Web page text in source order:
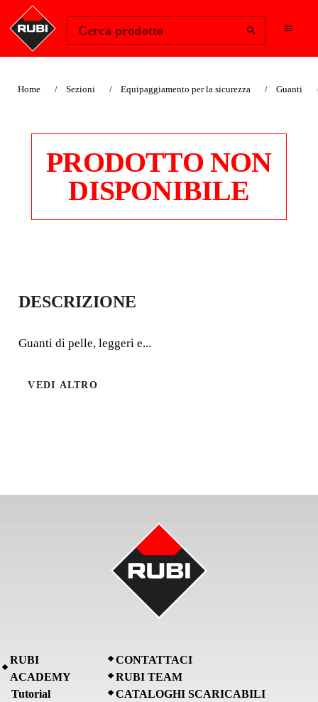
Cerca prodotto
Home Sezioni Equipaggiamento per la sicurezza Guanti
PRODOTTO NON
DISPONIBILE
GUANTI
CONDUTTORE
Guanti di pelle, leggeri e comodi
DESCRIZIONE
Guanti di pelle, leggeri e...
VEDI ALTRO
RUBI
ACADEMY
Tutorial
CONTATTACI
RUBI TEAM
CATALOGHI SCARICABILI